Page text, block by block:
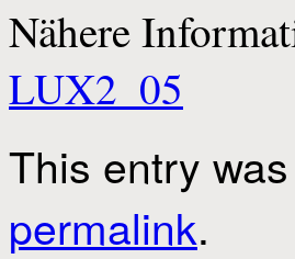
Nähere
LUX2_05
This entry
permalink.